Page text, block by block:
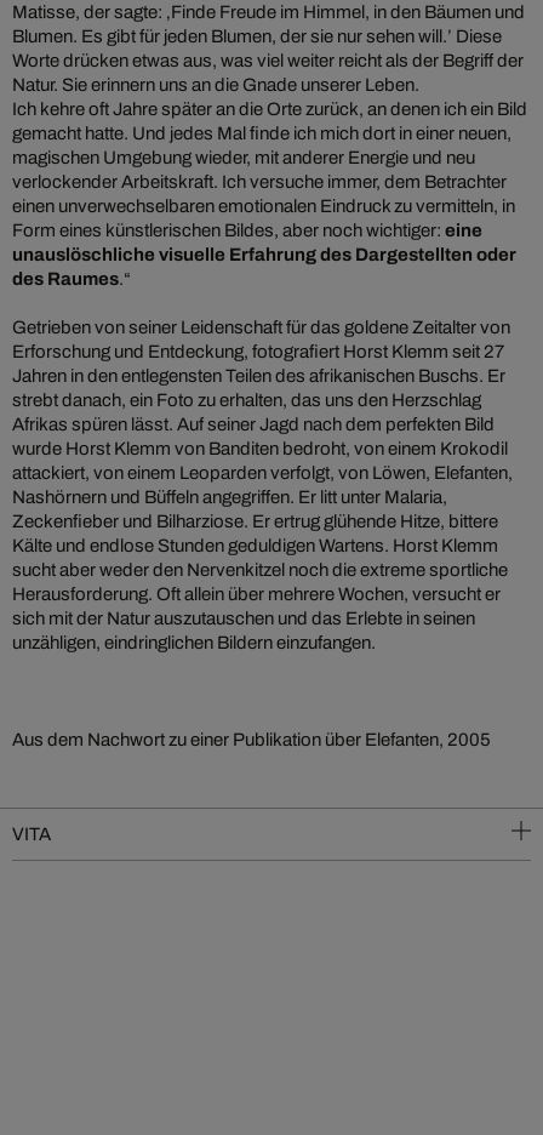
Matisse, der sagte: ‚Finde Freude im Himmel, in den Bäumen und
Blumen. Es gibt für jeden Blumen, der sie nur sehen will.’ Diese
Worte drücken etwas aus, was viel weiter reicht als der Begriff der
Natur. Sie erinnern uns an die Gnade unserer Leben.
Ich kehre oft Jahre später an die Orte zurück, an denen ich ein Bild
gemacht hatte. Und jedes Mal finde ich mich dort in einer neuen,
magischen Umgebung wieder, mit anderer Energie und neu
verlockender Arbeitskraft. Ich versuche immer, dem Betrachter
einen unverwechselbaren emotionalen Eindruck zu vermitteln, in
Form eines künstlerischen Bildes, aber noch wichtiger: eine
unauslöschliche visuelle Erfahrung des Dargestellten oder
des Raumes.“
Getrieben von seiner Leidenschaft für das goldene Zeitalter von
Erforschung und Entdeckung, fotografiert Horst Klemm seit 27
Jahren in den entlegensten Teilen des afrikanischen Buschs. Er
strebt danach, ein Foto zu erhalten, das uns den Herzschlag
Afrikas spüren lässt. Auf seiner Jagd nach dem perfekten Bild
wurde Horst Klemm von Banditen bedroht, von einem Krokodil
attackiert, von einem Leoparden verfolgt, von Löwen, Elefanten,
Nashörnern und Büffeln angegriffen. Er litt unter Malaria,
Zeckenfieber und Bilharziose. Er ertrug glühende Hitze, bittere
Kälte und endlose Stunden geduldigen Wartens. Horst Klemm
sucht aber weder den Nervenkitzel noch die extreme sportliche
Herausforderung. Oft allein über mehrere Wochen, versucht er
sich mit der Natur auszutauschen und das Erlebte in seinen
unzähligen, eindringlichen Bildern einzufangen.
Aus dem Nachwort zu einer Publikation über Elefanten, 2005
VITA